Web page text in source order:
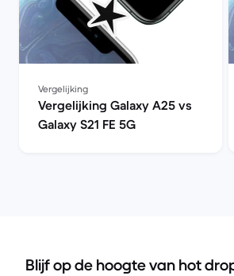
Vergelijking
Vergelijking Galaxy A25 vs
Galaxy S21 FE 5G
Blijf op de hoogte van hot